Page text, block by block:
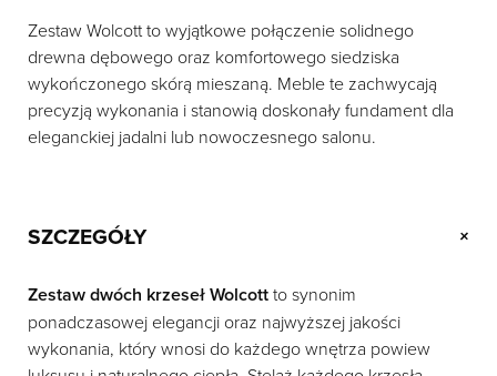
Zestaw Wolcott to wyjątkowe połączenie solidnego
drewna dębowego oraz komfortowego siedziska
wykończonego skórą mieszaną. Meble te zachwycają
precyzją wykonania i stanowią doskonały fundament dla
eleganckiej jadalni lub nowoczesnego salonu.
SZCZEGÓŁY +
Zestaw dwóch krzeseł Wolcottto synonim
ponadczasowej elegancji oraz najwyższej jakości
wykonania, który wnosi do każdego wnętrza powiew